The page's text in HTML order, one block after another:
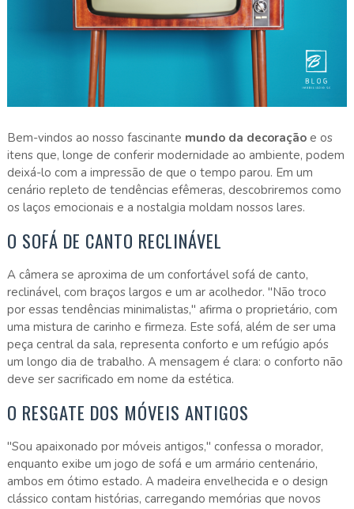
Bem-vindos ao nosso fascinante mundo da decoraçãoe os
itens que, longe de conferir modernidade ao ambiente, podem
deixá-lo com a impressão de que o tempo parou. Em um
cenário repleto de tendências efêmeras, descobriremos como
os laços emocionais e a nostalgia moldam nossos lares.
O SOFÁ DE CANTO RECLINÁVEL
A câmera se aproxima de um confortável sofá de canto,
reclinável, com braços largos e um ar acolhedor. "Não troco
por essas tendências minimalistas," afirma o proprietário, com
uma mistura de carinho e firmeza. Este sofá, além de ser uma
peça central da sala, representa conforto e um refúgio após
um longo dia de trabalho. A mensagem é clara: o conforto não
deve ser sacrificado em nome da estética.
O RESGATE DOS MÓVEIS ANTIGOS
"Sou apaixonado por móveis antigos," confessa o morador,
enquanto exibe um jogo de sofá e um armário centenário,
ambos em ótimo estado. A madeira envelhecida e o design
clássico contam histórias, carregando memórias que novos